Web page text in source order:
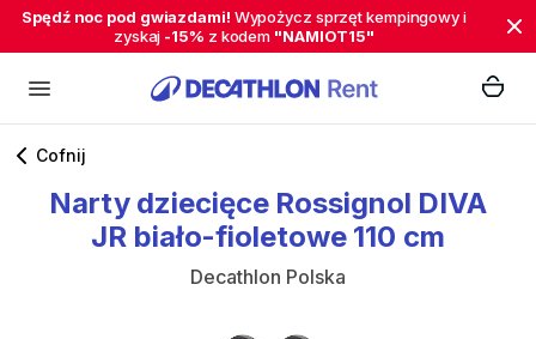
Spędź noc pod gwiazdami! Wypożycz sprzęt kempingowy i
zyskaj -15% z kodem "NAMIOT15"
Cofnij
Narty dziecięce Rossignol DIVA
JR biało-fioletowe 110 cm
Decathlon Polska